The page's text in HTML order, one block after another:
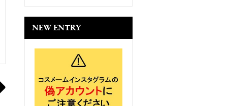
NEW ENTRY